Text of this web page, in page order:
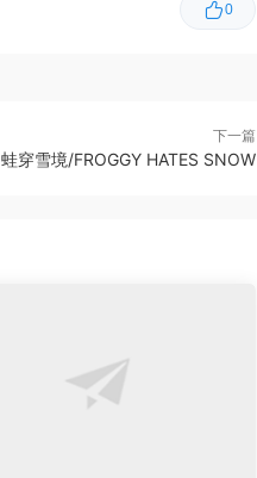
0
下一篇
蛙穿雪境/FROGGY HATES SNOW